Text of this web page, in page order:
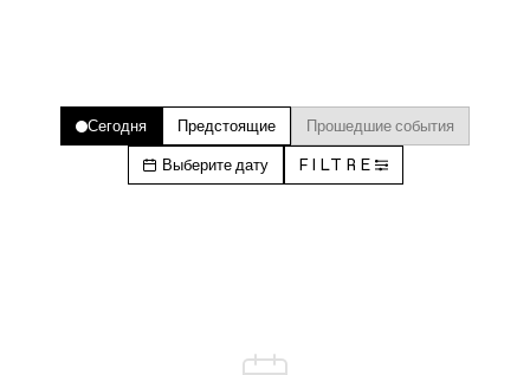
Сегодня Предстоящие Прошедшие события
Выберите дату FILTRE